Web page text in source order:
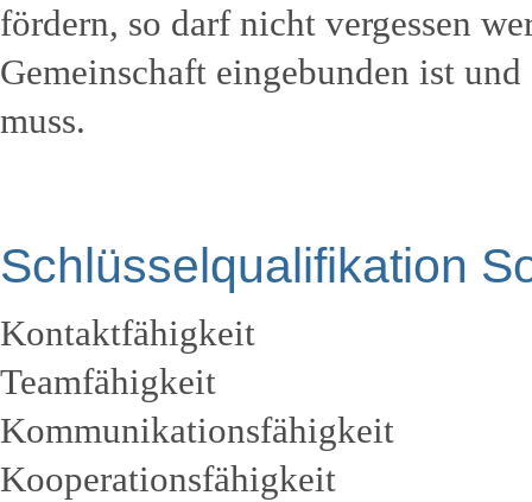
fördern, so darf nicht vergessen
Gemeinschaft eingebunden ist
muss.
Schlüsselqualifikation
Kontaktfähigkeit
Teamfähigkeit
Kommunikationsfähigkeit
Kooperationsfähigkeit